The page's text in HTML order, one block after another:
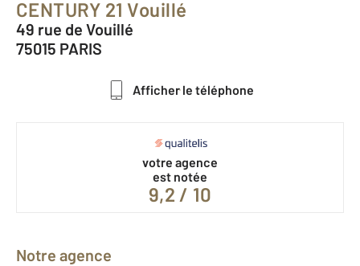
CENTURY 21 Vouillé
49 rue de Vouillé
75015 PARIS
Afficher le téléphone
votre agence
est notée
9,2 / 10
Notre agence